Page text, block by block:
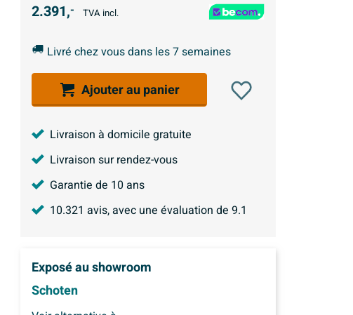
2.391,- TVA incl.
Livré chez vous dans les 7 semaines
Ajouter au panier
Livraison à domicile gratuite
Livraison sur rendez-vous
Garantie de 10 ans
10.321 avis, avec une évaluation de 9.1
Exposé au showroom
Schoten